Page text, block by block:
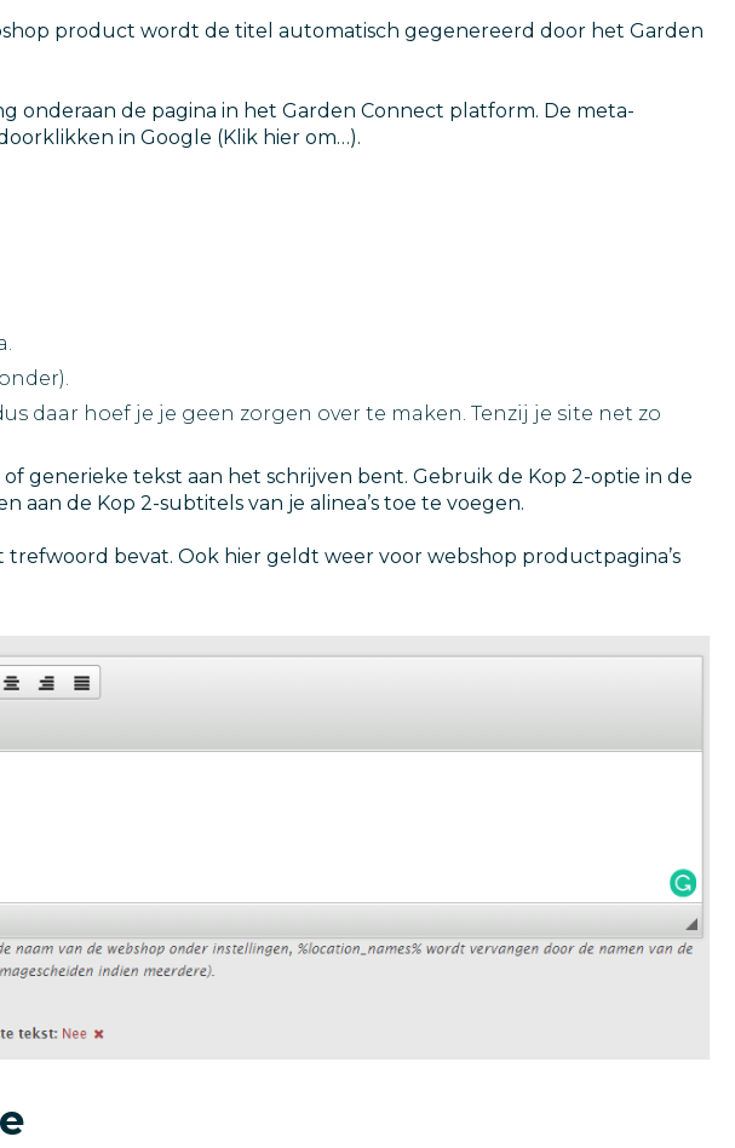
product wordt de titel automatisch gegenereerd door het Garden
onderaan de pagina in het Garden Connect platform. De meta-
in Google (Klik hier om…).
daar hoef je je geen zorgen over te maken. Tenzij je site net zo
generieke tekst aan het schrijven bent. Gebruik de Kop 2-optie in de
de Kop 2-subtitels van je alinea’s toe te voegen.
bevat. Ook hier geldt weer voor webshop productpagina’s